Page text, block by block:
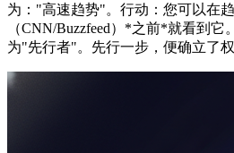
为："高速趋势"。行动：您可以在
（CNN/Buzzfeed）*之前*就看到
为"先行者"。先行一步，便确立了权